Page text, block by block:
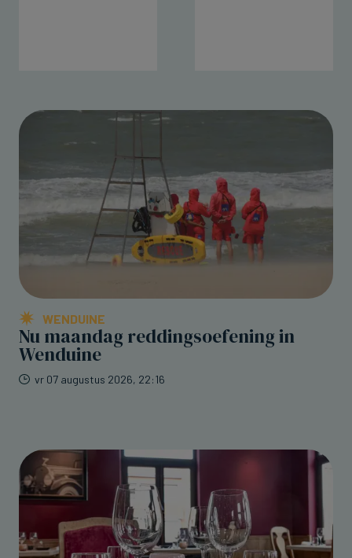
WENDUINE
Nu maandag reddingsoefening in
Wenduine
vr 07 augustus 2026, 22:16